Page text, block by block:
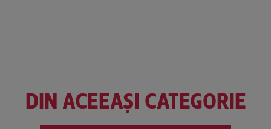
DIN ACEEAȘI CATEGORIE